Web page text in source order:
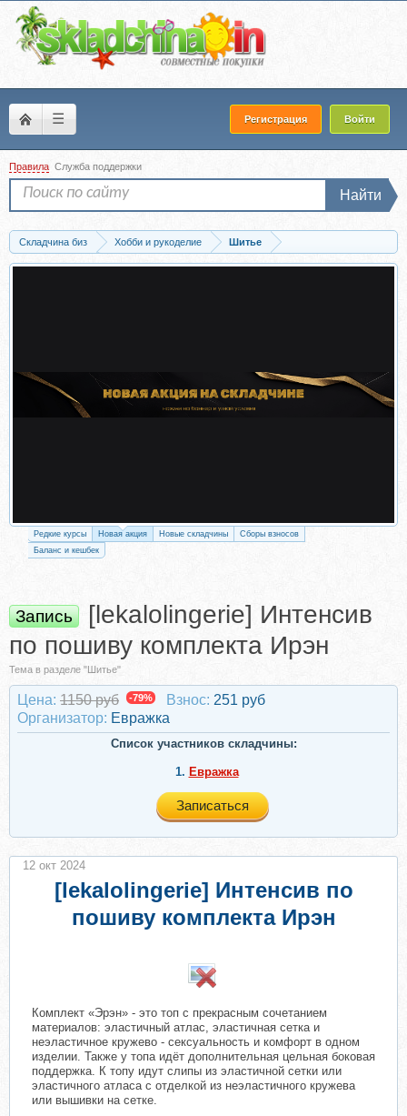
☰ Регистрация Войти
Правила Служба поддержки
Найти
Складчина биз Хобби и рукоделие
Шитье
Запись [lekalolingerie] Интенсив по пошиву комплекта Ирэн
Редкие курсы Новая акция Новые складчины
Сборы взносов
Баланс и кешбек
Запись
[lekalolingerie] Интенсив
по пошиву комплекта Ирэн
Тема в разделе "Шитье"
Цена: 1150 руб -79% Взнос: 251 руб
Организатор: Евражкa
Список участников складчины:
1. Евражкa
Записаться
[lekalolingerie] Интенсив по
пошиву комплекта Ирэн
Комплект «Эрэн» - это топ с прекрасным сочетанием
материалов: эластичный атлас, эластичная сетка и
неэластичное кружево - сексуальность и комфорт в одном
изделии. Также у топа идёт дополнительная цельная боковая
поддержка. К топу идут слипы из эластичной сетки или
эластичного атласа с отделкой из неэластичного кружева
или вышивки на сетке.
12 окт 2024